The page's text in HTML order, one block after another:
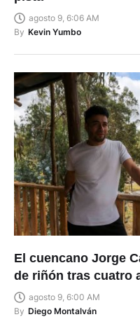
agosto 9, 6:06 AM
By Kevin Yumbo
El cuencano Jorge
de riñón tras cuatro
agosto 9, 6:00 AM
By Diego Montalván